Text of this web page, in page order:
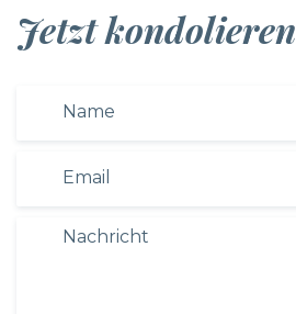
Jetzt kondolieren